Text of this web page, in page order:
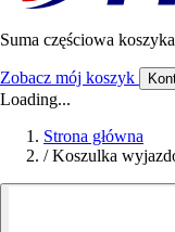
Suma częściowa koszyka
Zobacz mój koszyk
Loading...
Strona główna
/ Koszulka